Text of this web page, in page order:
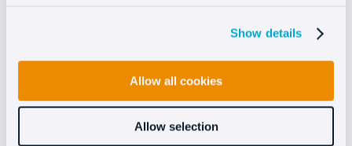
Show details
Allow all cookies
Allow selection